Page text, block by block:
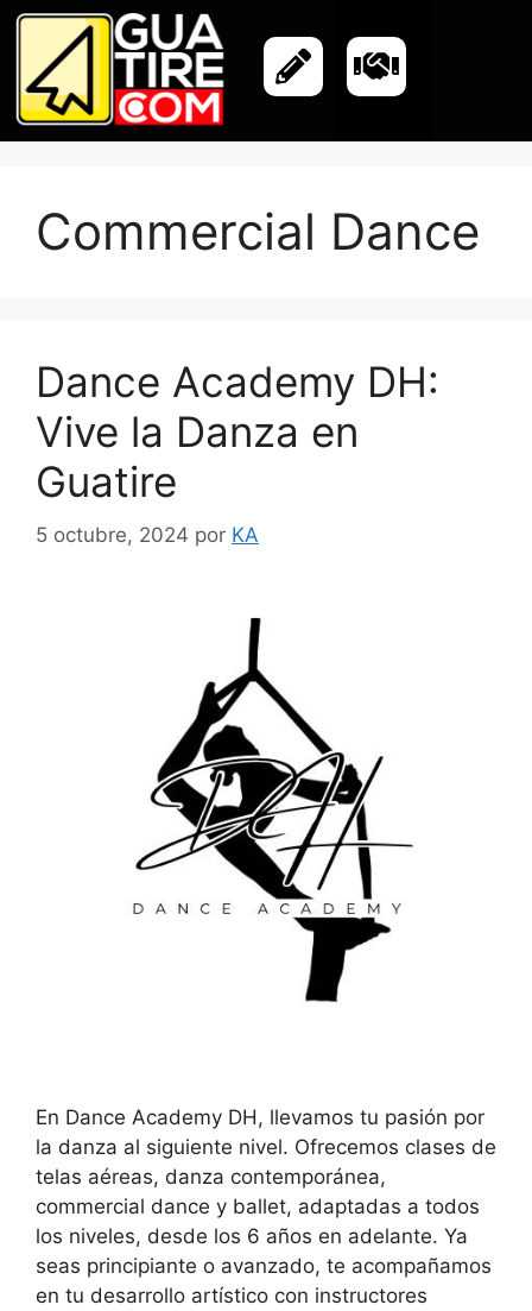
Commercial Dance
Dance Academy DH:
Vive la Danza en
Guatire
5 octubre, 2024 por KA
En Dance Academy DH, llevamos tu pasión por
la danza al siguiente nivel. Ofrecemos clases de
telas aéreas, danza contemporánea,
commercial dance y ballet, adaptadas a todos
los niveles, desde los 6 años en adelante. Ya
seas principiante o avanzado, te acompañamos
en tu desarrollo artístico con instructores